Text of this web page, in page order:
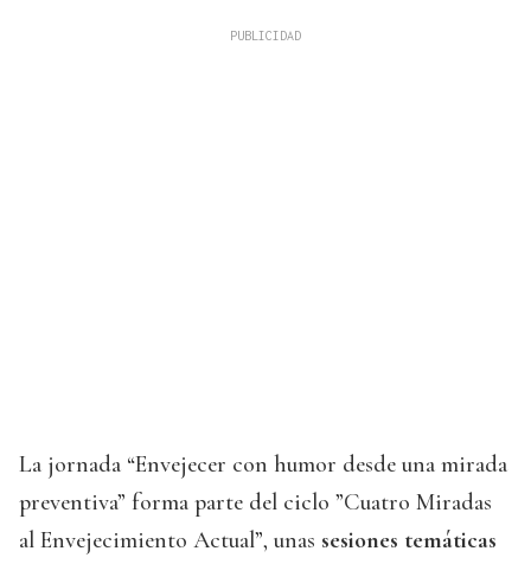
La jornada “Envejecer con humor desde una mirada
preventiva” forma parte del ciclo ”Cuatro Miradas
al Envejecimiento Actual”, unas sesiones temáticas